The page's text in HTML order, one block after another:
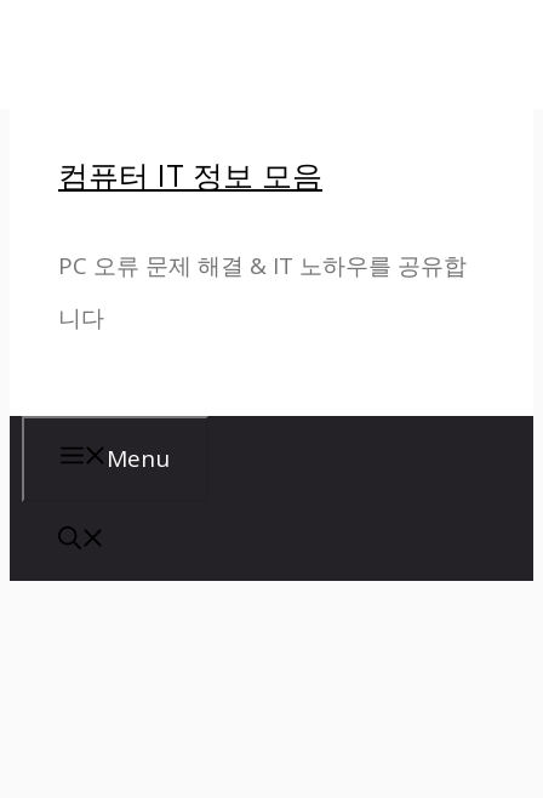
컴퓨터 IT 정보 모음
PC 오류 문제 해결 & IT 노하우를 공유합
니다
Menu